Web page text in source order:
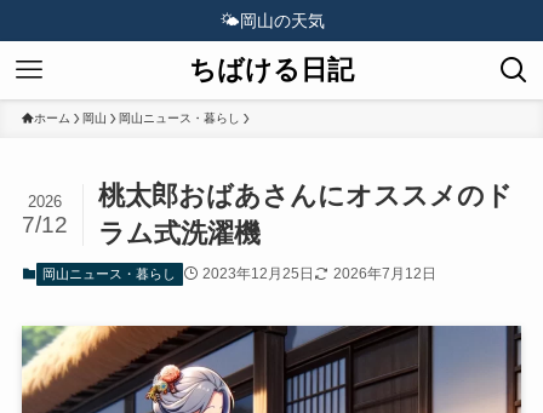
🌤️岡山の天気
ちばける日記
ホーム 岡山 岡山ニュース・暮らし
桃太郎おばあさんにオススメのド
ラム式洗濯機
2026
7/12
岡山ニュース・暮らし 2023年12月25日 2026年7月12日